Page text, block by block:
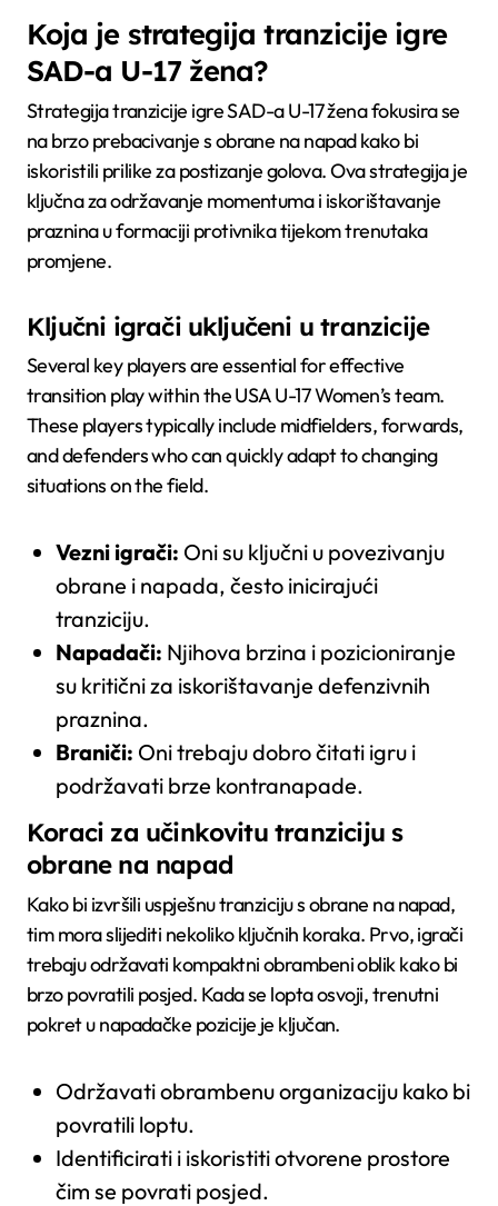
Koja je strategija tranzicije igre
SAD-a U-17 žena?
Strategija tranzicije igre SAD-a U-17 žena fokusira se
na brzo prebacivanje s obrane na napad kako bi
iskoristili prilike za postizanje golova. Ova strategija je
ključna za održavanje momentuma i iskorištavanje
praznina u formaciji protivnika tijekom trenutaka
promjene.
Ključni igrači uključeni u tranzicije
Several key players are essential for effective
transition play within the USA U-17 Women’s team.
These players typically include midfielders, forwards,
and defenders who can quickly adapt to changing
situations on the field.
Vezni igrači: Oni su ključni u povezivanju
obrane i napada, često inicirajući
tranziciju.
Napadači: Njihova brzina i pozicioniranje
su kritični za iskorištavanje defenzivnih
praznina.
Braniči: Oni trebaju dobro čitati igru i
podržavati brze kontranapade.
Koraci za učinkovitu tranziciju s
obrane na napad
Kako bi izvršili uspješnu tranziciju s obrane na napad,
tim mora slijediti nekoliko ključnih koraka. Prvo, igrači
trebaju održavati kompaktni obrambeni oblik kako bi
brzo povratili posjed. Kada se lopta osvoji, trenutni
pokret u napadačke pozicije je ključan.
Održavati obrambenu organizaciju kako bi
povratili loptu.
Identificirati i iskoristiti otvorene prostore
čim se povrati posjed.